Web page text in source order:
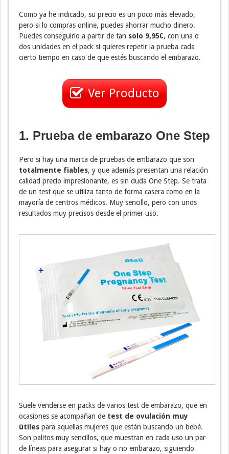
Como ya he indicado, su precio es un poco más elevado,
pero si lo compras online, puedes ahorrar mucho dinero.
Puedes conseguirlo a partir de tan solo 9,95€, con una o
dos unidades en el pack si quieres repetir la prueba cada
cierto tiempo en caso de que estés buscando el embarazo.
Ver Producto
1. Prueba de embarazo One Step
Pero si hay una marca de pruebas de embarazo que son
totalmente fiables, y que además presentan una relación
calidad precio impresionante, es sin duda One Step. Se trata
de un test que se utiliza tanto de forma casera como en la
mayoría de centros médicos. Muy sencillo, pero con unos
resultados muy precisos desde el primer uso.
Suele venderse en packs de varios test de embarazo, que en
ocasiones se acompañan de test de ovulación muy
útiles para aquellas mujeres que están buscando un bebé.
Son palitos muy sencillos, que muestran en cada uso un par
de líneas para asegurar si hay o no embarazo, siguiendo